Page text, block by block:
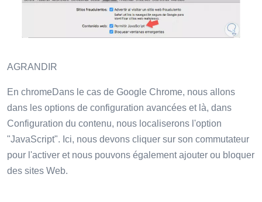
AGRANDIR
En chromeDans le cas de Google Chrome, nous allons
dans les options de configuration avancées et là, dans
Configuration du contenu, nous localiserons l'option
"JavaScript". Ici, nous devons cliquer sur son commutateur
pour l'activer et nous pouvons également ajouter ou bloquer
des sites Web.